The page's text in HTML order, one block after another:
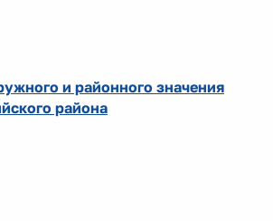
и районного значения
района